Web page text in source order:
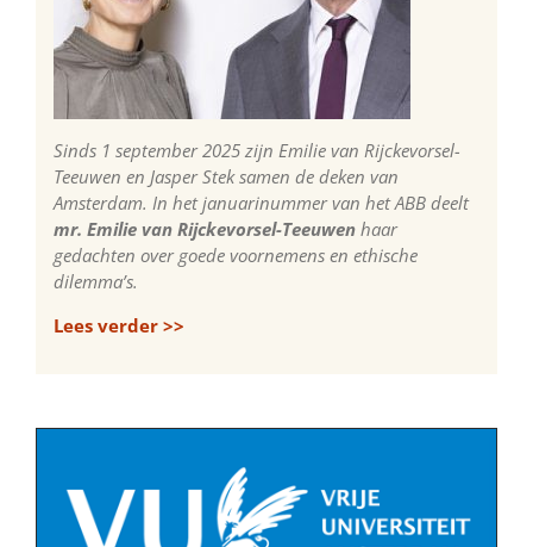
Sinds 1 september 2025 zijn Emilie van Rijckevorsel-
Teeuwen en Jasper Stek samen de deken van
Amsterdam. In het januarinummer van het ABB deelt
mr. Emilie van Rijckevorsel-Teeuwen haar
gedachten over goede voornemens en ethische
dilemma’s.
Lees verder >>